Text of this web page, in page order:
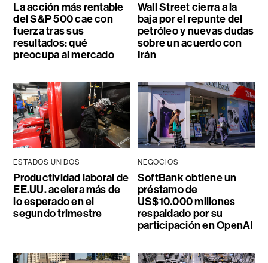
La acción más rentable
del S&P 500 cae con
fuerza tras sus
resultados: qué
preocupa al mercado
Wall Street cierra a la
baja por el repunte del
petróleo y nuevas dudas
sobre un acuerdo con
Irán
ESTADOS UNIDOS
Productividad laboral de
EE.UU. acelera más de
lo esperado en el
segundo trimestre
NEGOCIOS
SoftBank obtiene un
préstamo de
US$10.000 millones
respaldado por su
participación en OpenAI